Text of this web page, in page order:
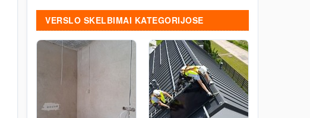
VERSLO SKELBIMAI KATEGORIJOSE